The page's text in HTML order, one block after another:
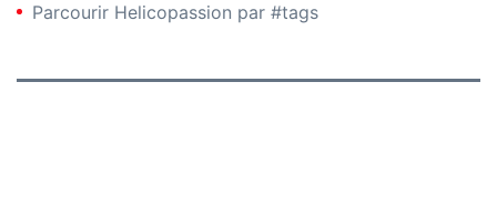
Parcourir Helicopassion par #tags